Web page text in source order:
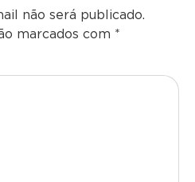
não será publicado.
marcados com *